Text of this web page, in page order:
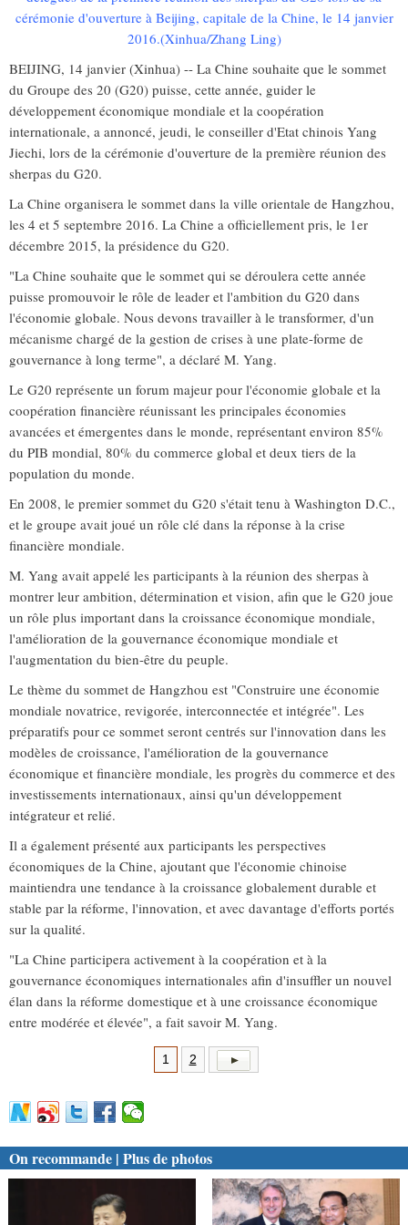
cérémonie d'ouverture à Beijing, capitale de la Chine, le 14 janvier
2016.(Xinhua/Zhang Ling)
BEIJING, 14 janvier (Xinhua) -- La Chine souhaite que le sommet
du Groupe des 20 (G20) puisse, cette année, guider le
développement économique mondiale et la coopération
internationale, a annoncé, jeudi, le conseiller d'Etat chinois Yang
Jiechi, lors de la cérémonie d'ouverture de la première réunion des
sherpas du G20.
La Chine organisera le sommet dans la ville orientale de Hangzhou,
les 4 et 5 septembre 2016. La Chine a officiellement pris, le 1er
décembre 2015, la présidence du G20.
"La Chine souhaite que le sommet qui se déroulera cette année
puisse promouvoir le rôle de leader et l'ambition du G20 dans
l'économie globale. Nous devons travailler à le transformer, d'un
mécanisme chargé de la gestion de crises à une plate-forme de
gouvernance à long terme", a déclaré M. Yang.
Le G20 représente un forum majeur pour l'économie globale et la
coopération financière réunissant les principales économies
avancées et émergentes dans le monde, représentant environ 85%
du PIB mondial, 80% du commerce global et deux tiers de la
population du monde.
En 2008, le premier sommet du G20 s'était tenu à Washington D.C.,
et le groupe avait joué un rôle clé dans la réponse à la crise
financière mondiale.
M. Yang avait appelé les participants à la réunion des sherpas à
montrer leur ambition, détermination et vision, afin que le G20 joue
un rôle plus important dans la croissance économique mondiale,
l'amélioration de la gouvernance économique mondiale et
l'augmentation du bien-être du peuple.
Le thème du sommet de Hangzhou est "Construire une économie
mondiale novatrice, revigorée, interconnectée et intégrée". Les
préparatifs pour ce sommet seront centrés sur l'innovation dans les
modèles de croissance, l'amélioration de la gouvernance
économique et financière mondiale, les progrès du commerce et des
investissements internationaux, ainsi qu'un développement
intégrateur et relié.
Il a également présenté aux participants les perspectives
économiques de la Chine, ajoutant que l'économie chinoise
maintiendra une tendance à la croissance globalement durable et
stable par la réforme, l'innovation, et avec davantage d'efforts portés
sur la qualité.
"La Chine participera activement à la coopération et à la
gouvernance économiques internationales afin d'insuffler un nouvel
élan dans la réforme domestique et à une croissance économique
entre modérée et élevée", a fait savoir M. Yang.
1 2
On recommande | Plus de photos